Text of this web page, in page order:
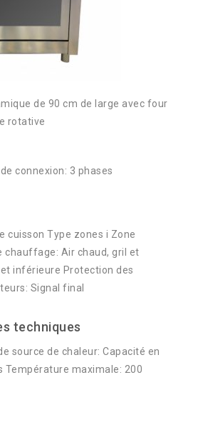
de 90 cm de large avec four
rotative
connexion: 3 phases
cuisson Type zones i Zone
chauffage: Air chaud, gril et
inférieure Protection des
Signal final
techniques
source de chaleur: Capacité en
Température maximale: 200